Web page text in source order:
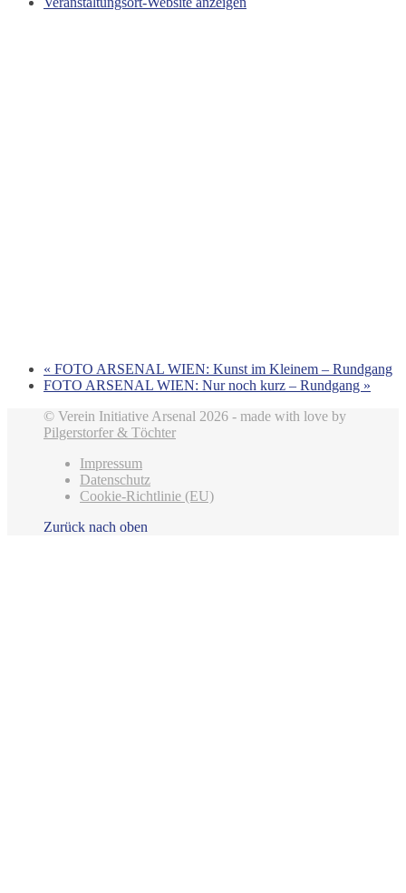
« FOTO ARSENAL WIEN: Kunst im Kleinem – Rundgang
FOTO ARSENAL WIEN: Nur noch kurz – Rundgang »
© Verein Initiative Arsenal 2026 - made with love by
Pilgerstorfer & Töchter
Impressum
Datenschutz
Cookie-Richtlinie (EU)
Zurück nach oben